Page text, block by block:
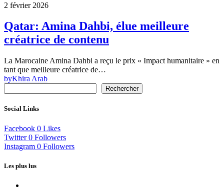
2 février 2026
Qatar: Amina Dahbi, élue meilleure
créatrice de contenu
La Marocaine Amina Dahbi a reçu le prix « Impact humanitaire » en
tant que meilleure créatrice de…
byKhira Arab
Rechercher
Social Links
Facebook 0 Likes
Twitter 0 Followers
Instagram 0 Followers
Les plus lus